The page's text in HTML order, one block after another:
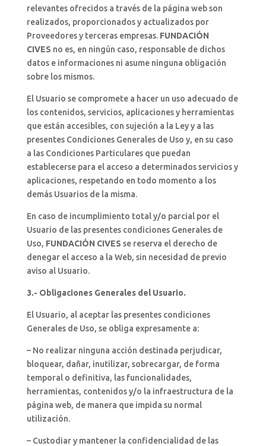
relevantes ofrecidos a través de la página web son
realizados, proporcionados y actualizados por
Proveedores y terceras empresas. FUNDACIÓN
CIVES no es, en ningún caso, responsable de dichos
datos e informaciones ni asume ninguna obligación
sobre los mismos.
El Usuario se compromete a hacer un uso adecuado de
los contenidos, servicios, aplicaciones y herramientas
que están accesibles, con sujeción a la Ley y a las
presentes Condiciones Generales de Uso y, en su caso
a las Condiciones Particulares que puedan
establecerse para el acceso a determinados servicios y
aplicaciones, respetando en todo momento a los
demás Usuarios de la misma.
En caso de incumplimiento total y/o parcial por el
Usuario de las presentes condiciones Generales de
Uso, FUNDACIÓN CIVES se reserva el derecho de
denegar el acceso a la Web, sin necesidad de previo
aviso al Usuario.
3.- Obligaciones Generales del Usuario.
El Usuario, al aceptar las presentes condiciones
Generales de Uso, se obliga expresamente a:
– No realizar ninguna acción destinada perjudicar,
bloquear, dañar, inutilizar, sobrecargar, de forma
temporal o definitiva, las funcionalidades,
herramientas, contenidos y/o la infraestructura de la
página web, de manera que impida su normal
utilización.
– Custodiar y mantener la confidencialidad de las